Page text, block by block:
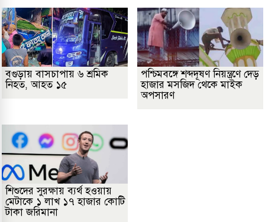
বগুড়ায় বাসচাপায় ৬ শ্রমিক
নিহত, আহত ১৫
পশ্চিমবঙ্গে শব্দদূষণ নিয়ন্ত্রণে দেড়
হাজার মসজিদ থেকে মাইক
অপসারণ
শিশুদের সুরক্ষায় ব্যর্থ হওয়ায়
মেটাকে ১ লাখ ১৭ হাজার কোটি
টাকা জরিমানা